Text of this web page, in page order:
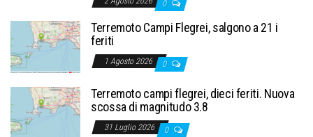
0
Terremoto Campi Flegrei, salgono a 21 i
feriti
1 Agosto 2026 0
Terremoto campi flegrei, dieci feriti. Nuova
scossa di magnitudo 3.8
31 Luglio 2026 0